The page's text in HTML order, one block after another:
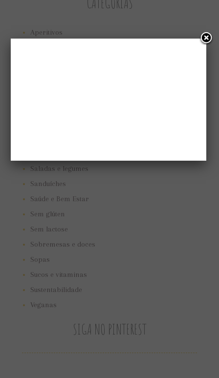
Aperitivos
Saladas e legumes
Sanduíches
Saúde e Bem Estar
Sem glúten
Sem lactose
Sobremesas e doces
Sopas
Sucos e vitaminas
Sustentabilidade
Veganas
SIGA NO PINTEREST